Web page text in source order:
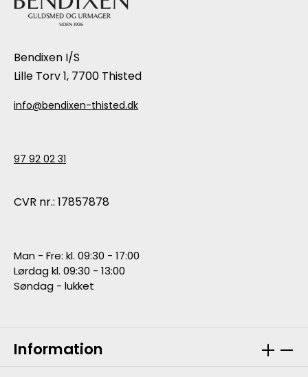
Bendixen I/S
Lille Torv 1, 7700 Thisted
info@bendixen-thisted.dk
97 92 02 31
CVR nr.: 17857878
Man - Fre: kl. 09:30 - 17:00
Lørdag kl. 09:30 - 13:00
Søndag - lukket
Information